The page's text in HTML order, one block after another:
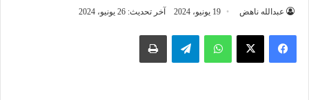
عبدالله ناهض 19 يونيو، 2024 آخر تحديث: 26 يونيو، 2024
واتساب تيلقرام طباعة